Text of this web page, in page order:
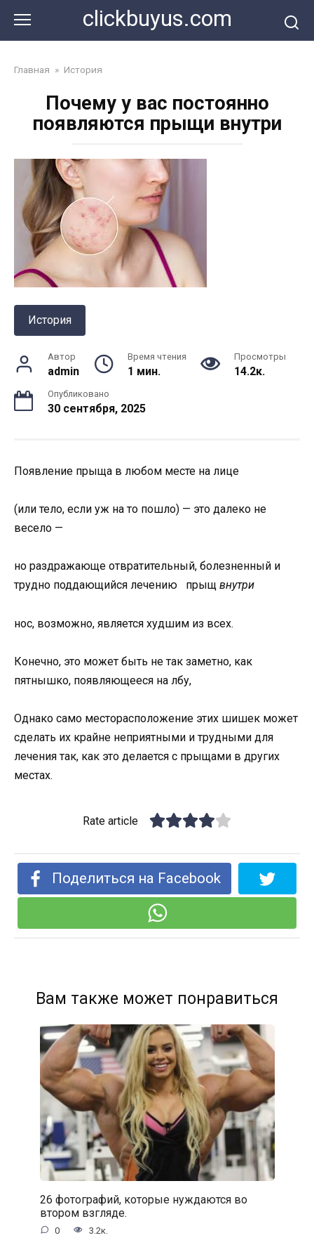
контенту
clickbuyus.com
Главная » История
Почему у вас постоянно
появляются прыщи внутри
История
Автор
admin
Время чтения
1 мин.
Просмотры
14.2к.
Опубликовано
30 сентября, 2025
Появление прыща в любом месте на лице
(или тело, если уж на то пошло) — это далеко не
весело —
но раздражающе отвратительный, болезненный и
трудно поддающийся лечению прыщ внутри
нос, возможно, является худшим из всех.
Конечно, это может быть не так заметно, как
пятнышко, появляющееся на лбу,
Однако само месторасположение этих шишек может
сделать их крайне неприятными и трудными для
лечения так, как это делается с прыщами в других
местах.
Rate article
Поделиться на Facebook
Вам также может понравиться
26 фотографий, которые нуждаются во
втором взгляде.
0 3.2к.